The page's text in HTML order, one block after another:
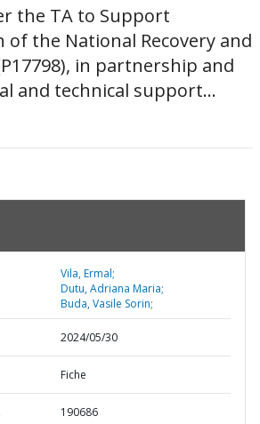
the TA to Support
the National Recovery and
in partnership and
and technical support...
Vila, Ermal;
Dutu, Adriana Maria;
Buda, Vasile Sorin;
2024/05/30
Fiche
190686